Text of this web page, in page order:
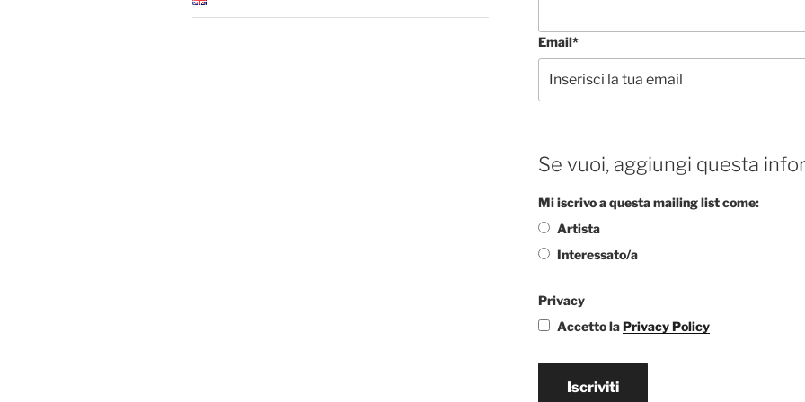
Email*
Se vuoi, aggiungi questa
Mi iscrivo a questa mailing list come:
Artista
Interessato/a
Privacy
Accetto laPrivacy Policy
Iscriviti